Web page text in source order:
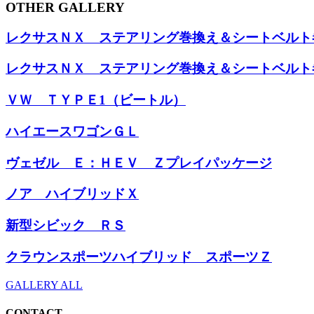
OTHER GALLERY
レクサスＮＸ ステアリング巻換え＆シートベルト
レクサスＮＸ ステアリング巻換え＆シートベルト
ＶＷ ＴＹＰＥ1（ビートル）
ハイエースワゴンＧＬ
ヴェゼル Ｅ：ＨＥＶ Ｚプレイパッケージ
ノア ハイブリッドＸ
新型シビック ＲＳ
クラウンスポーツハイブリッド スポーツＺ
GALLERY ALL